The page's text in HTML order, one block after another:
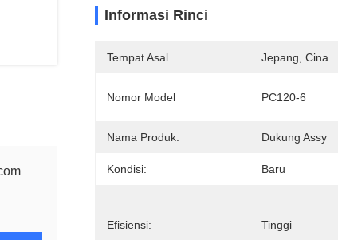
Informasi Rinci
Tempat Asal Jepang, Cina
Nomor Model PC120-6
Nama Produk: Dukung Assy
Kondisi: Baru
Efisiensi: Tinggi